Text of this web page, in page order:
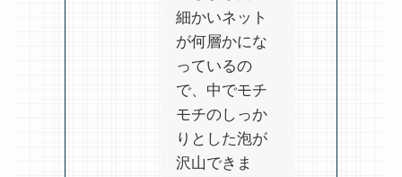
細かいネット
が何層かにな
っているの
で、中でモチ
モチのしっか
りとした泡が
沢山できま